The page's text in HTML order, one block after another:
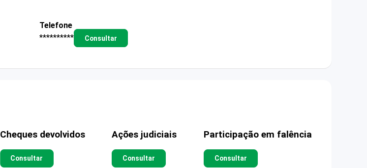
Telefone
**********
Consultar
Cheques devolvidos
Consultar
Ações judiciais
Consultar
Participação em falência
Consultar